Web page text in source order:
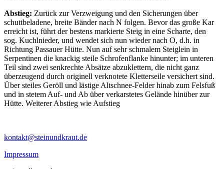
Abstieg: Zurück zur Verzweigung und den Sicherungen über
schuttbeladene, breite Bänder nach N folgen. Bevor das große Kar
erreicht ist, führt der bestens markierte Steig in eine Scharte, den
sog. Kuchlnieder, und wendet sich nun wieder nach O, d.h. in
Richtung Passauer Hütte. Nun auf sehr schmalem Steiglein in
Serpentinen die knackig steile Schrofenflanke hinunter; im unteren
Teil sind zwei senkrechte Absätze abzuklettern, die nicht ganz
überzeugend durch originell verknotete Kletterseile versichert sind.
Über steiles Geröll und lästige Altschnee-Felder hinab zum Felsfuß
und in stetem Auf- und Ab über verkarstetes Gelände hinüber zur
Hütte. Weiterer Abstieg wie Aufstieg
kontakt@steinundkraut.de
Impressum